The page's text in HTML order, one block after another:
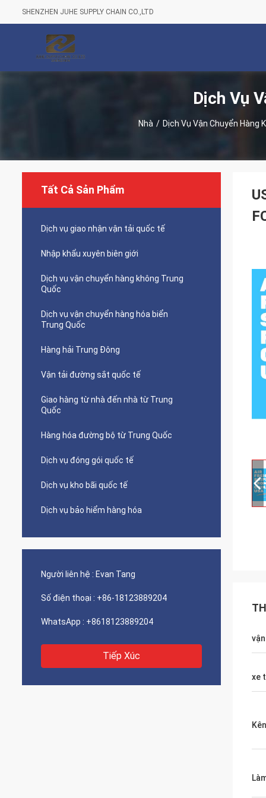
SHENZHEN JUHE SUPPLY CHAIN CO.,LTD
Dịch Vụ
Nhà / Dịch Vụ Vận Chuyển Hàng
Tất Cả Sản Phẩm
Dịch vụ giao nhận vận tải quốc tế
Nhập khẩu xuyên biên giới
Dịch vụ vận chuyển hàng không Trung
Quốc
Dịch vụ vận chuyển hàng hóa biển
Trung Quốc
Hàng hải Trung Đông
Vận tải đường sắt quốc tế
Giao hàng từ nhà đến nhà từ Trung
Quốc
Hàng hóa đường bộ từ Trung Quốc
Dịch vụ đóng gói quốc tế
Dịch vụ kho bãi quốc tế
Dịch vụ bảo hiểm hàng hóa
Người liên hệ : Evan Tang
Số điện thoại : +86-18123889204
WhatsApp : +8618123889204
Tiếp Xúc
xe